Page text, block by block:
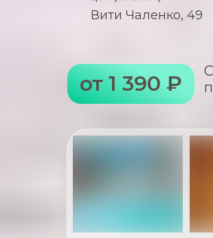
Вити Чаленко, 49
от 1 390 ₽